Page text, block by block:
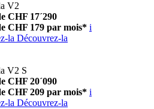
V2
CHF 17´290
CHF 179 par mois* i
la Découvrez-la
V2 S
CHF 20´090
CHF 209 par mois* i
la Découvrez-la